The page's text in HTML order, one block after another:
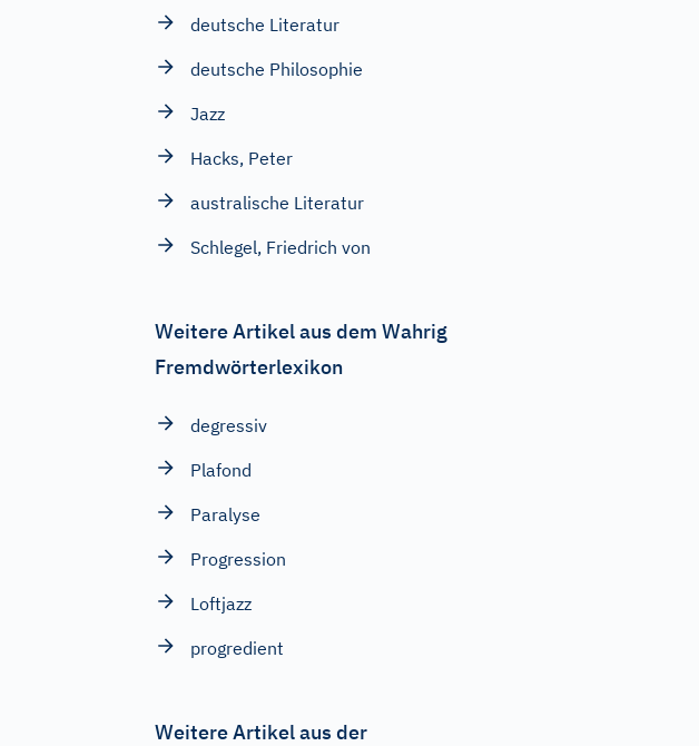
deutsche Literatur
deutsche Philosophie
Jazz
Hacks, Peter
australische Literatur
Schlegel, Friedrich von
Weitere Artikel aus dem Wahrig
Fremdwörterlexikon
degressiv
Plafond
Paralyse
Progression
Loftjazz
progredient
Weitere Artikel aus der